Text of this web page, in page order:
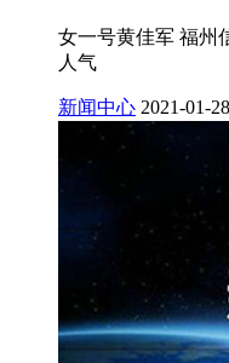
女一号黄佳军 福州
人气
新闻中心 2021-01-28